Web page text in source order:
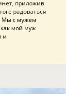
приложив
радоваться
Мы с мужем
как мой муж
и